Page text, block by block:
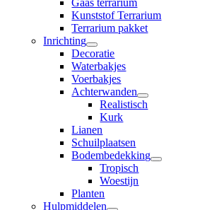
Gaas terrarium
Kunststof Terrarium
Terrarium pakket
Inrichting
Decoratie
Waterbakjes
Voerbakjes
Achterwanden
Realistisch
Kurk
Lianen
Schuilplaatsen
Bodembedekking
Tropisch
Woestijn
Planten
Hulpmiddelen